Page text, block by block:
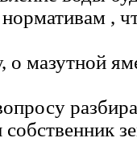
,
о мазутной